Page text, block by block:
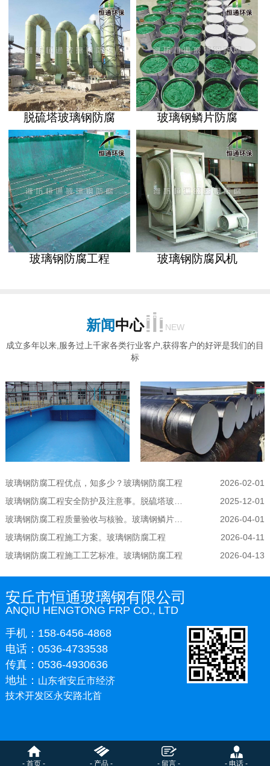
脱硫塔玻璃钢防腐 玻璃钢鳞片防腐
玻璃钢防腐工程 玻璃钢防腐风机
新闻中心
NEW
成立多年以来,服务过上千家各类行业客户,获得客户的好评是我们的目
标
玻璃钢防腐工程优点，知多少？玻璃钢防腐工程
2026-02-01
2025-12-01
玻璃钢防腐工程质量验收与核验。玻璃钢鳞片防腐
2026-04-01
玻璃钢防腐工程施工方案。玻璃钢防腐工程
2026-04-11
玻璃钢防腐工程施工工艺标准。玻璃钢防腐工程
2026-04-13
安丘市恒通玻璃钢有限公司
ANQIU HENGTONG FRP CO., LTD
手机：158-6456-4868
电话：0536-4733538
传真：0536-4930636
地址： 山东省安丘市经济
技术开发区永安路北首
- 首页 - - 产品 - - 留言 - - 电话 -